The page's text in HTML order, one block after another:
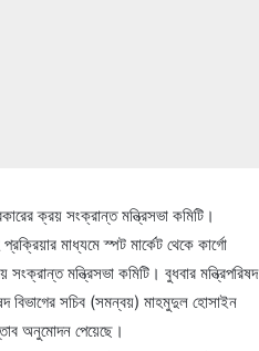
ক্রয় সংক্রান্ত মন্ত্রিসভা কমিটি।
মাধ্যমে স্পট মার্কেট থেকে কার্গো
মন্ত্রিসভা কমিটি। বুধবার মন্ত্রিপরিষদ
বিভাগের সচিব (সমন্বয়) মাহমুদুল হোসাইন
অনুমোদন পেয়েছে।